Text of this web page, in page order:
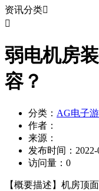
资讯分类

弱电机房
容？
分类： AG电子游
作者：
来源：
发布时间：
访问量： 0
【概要描述】 机房顶